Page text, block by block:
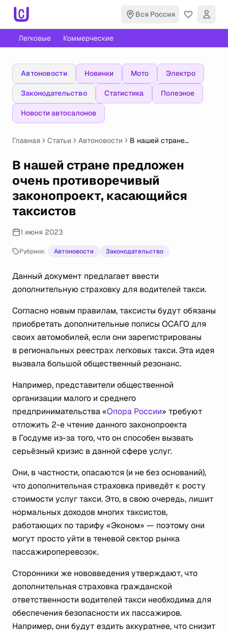
Вся Россия
Легковые Коммерческие
Автоновости Новинки Мото Электро
Законодательство Статистика Полезное
Новости автосалонов
Главная Статьи Автоновости
В нашей стране
противоречивый
законопроект,
касающийся таксистов
В нашей стране предложен
очень противоречивый
законопроект, касающийся
таксистов
1 июня 2023
Рубрики: Автоновости Законодательство
Данный документ предлагает ввести
дополнительную страховку для водителей такси.
Согласно новым правилам, таксисты будут обязаны
приобретать дополнительные полисы ОСАГО для
своих автомобилей, если они зарегистрированы
в региональных реестрах легковых такси. Эта идея
вызвала большой общественный резонанс.
Например, представители общественной
организации малого и среднего
предпринимательства «Опора России» требуют
отложить 2-е чтение данного законопроекта
в Госдуме из-за того, что он способен вызвать
серьёзный кризис в данной сфере услуг.
Они, в частности, опасаются (и не без оснований),
что дополнительная страховка приведёт к росту
стоимости услуг такси. Это, в свою очередь, лишит
нормальных доходов многих таксистов,
работающих по тарифу «Эконом» — поэтому они
могут просто уйти в теневой сектор рынка
пассажироперевозок.
Сторонники же нововведения утверждают, что
дополнительная страховка гражданской
ответственности водителей такси необходима для
обеспечения безопасности их пассажиров.
Например, они будут ездить аккуратнее, что снизит